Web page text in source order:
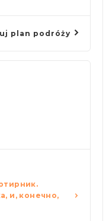
plan podróży
и, конечно,